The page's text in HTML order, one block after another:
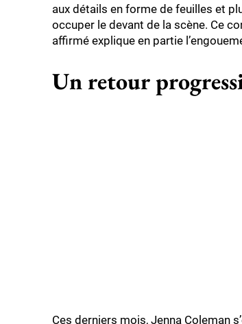
aux détails en forme de feuilles et
occuper le devant de la scène. Ce
affirmé explique en partie
Un retour
Ces derniers mois, Jenna Coleman